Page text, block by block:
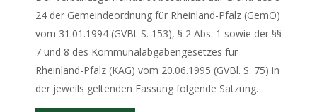
24 der Gemeindeordnung für Rheinland-Pfalz (GemO)
vom 31.01.1994 (GVBl. S. 153), § 2 Abs. 1 sowie der §§
7 und 8 des Kommunalabgabengesetzes für
Rheinland-Pfalz (KAG) vom 20.06.1995 (GVBl. S. 75) in
der jeweils geltenden Fassung folgende Satzung.